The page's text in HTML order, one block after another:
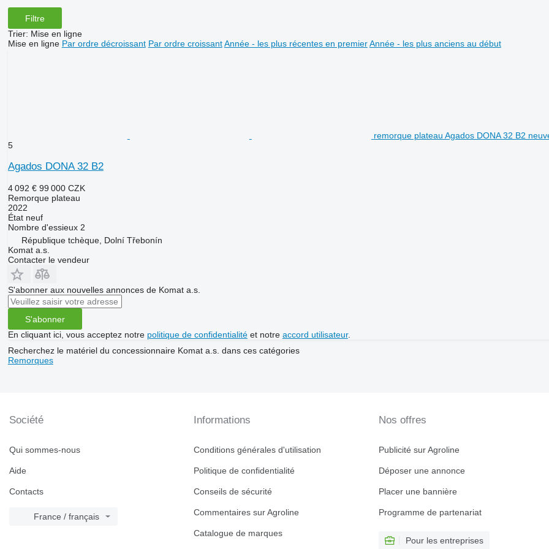
Filtre
Trier: Mise en ligne
Mise en ligne Par ordre décroissant Par ordre croissant Année - les plus récentes en premier Année - les plus anciens au début
remorque plateau Agados DONA 32 B2
5
Agados DONA 32 B2
4 092 € 99 000 CZK
Remorque plateau
2022
Étatneuf
Nombre d'essieux 2
République tchèque, Dolní Třebonín
Komat a.s.
Contacter le vendeur
S'abonner aux nouvelles annonces de Komat a.s.
S'abonner
En cliquant ici, vous acceptez notre politique de confidentialitéet notre accord utilisateur.
Recherchez le matériel du concessionnaire Komat a.s. dans ces catégories
Remorques
Société
Qui sommes-nous
Aide
Contacts
France / français
Informations
Conditions générales d'utilisation
Politique de confidentialité
Conseils de sécurité
Commentaires sur Agroline
Catalogue de marques
Nos offres
Publicité sur Agroline
Déposer une annonce
Placer une bannière
Programme de partenariat
Pour les entreprises